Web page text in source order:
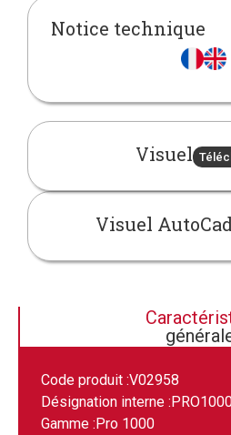
Notice technique
Visuel
Visuel
Code produit :V02958
Désignation interne :
Gamme :Pro 1000